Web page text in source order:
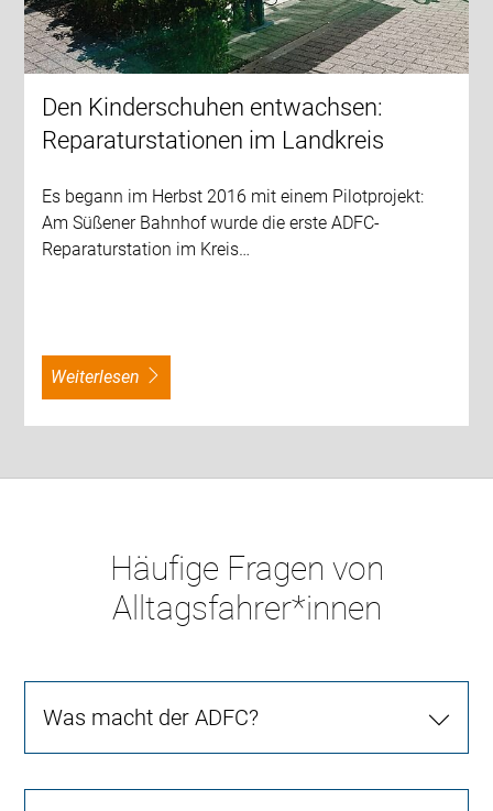
Den Kinderschuhen entwachsen:
Reparaturstationen im Landkreis
Es begann im Herbst 2016 mit einem Pilotprojekt:
Am Süßener Bahnhof wurde die erste ADFC-
Reparaturstation im Kreis…
weiterlesen
Häufige Fragen von
Alltagsfahrer*innen
Was macht der ADFC?